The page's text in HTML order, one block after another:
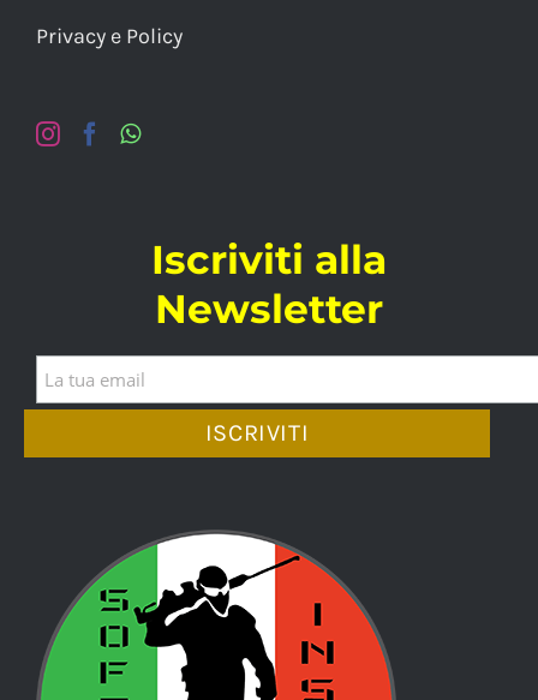
Privacy e Policy
Iscriviti alla
Newsletter